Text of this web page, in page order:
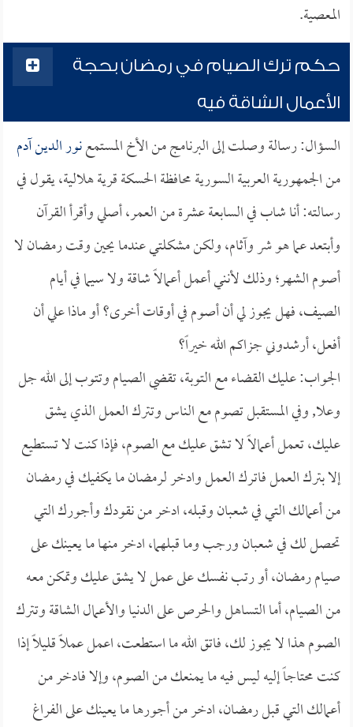
المعصية.
حكم ترك الصيام في رمضان بحجة
الأعمال الشاقة فيه
السؤال: رسالة وصلت إلى البرنامج من الأخ المستمعنور الدين آدم
من الجمهورية العربية السورية محافظة الحسكة قرية هلالية، يقول في
رسالته: أنا شاب في السابعة عشرة من العمر، أصلي وأقرأ القرآن
وأبتعد عما هو شر وآثام، ولكن مشكلتي عندما يحين وقت رمضان لا
أصوم الشهر؛ وذلك لأنني أعمل أعمالاً شاقة ولا سيما في أيام
الصيف، فهل يجوز لي أن أصوم في أوقات أخرى؟ أو ماذا علي أن
أفعل، أرشدوني جزاكم الله خيراً؟
الجواب: عليك القضاء مع التوبة، تقضي الصيام وتتوب إلى الله جل
وعلا, وفي المستقبل تصوم مع الناس وتترك العمل الذي يشق
عليك، تعمل أعمالاً لا تشق عليك مع الصوم، فإذا كنت لا تستطيع
إلا بترك العمل فاترك العمل وادخر لرمضان ما يكفيك في رمضان
من أعمالك التي في شعبان وقبله، ادخر من نقودك وأجورك التي
تحصل لك في شعبان ورجب وما قبلهما، ادخر منها ما يعينك على
صيام رمضان، أو رتب نفسك على عمل لا يشق عليك وتمكن معه
من الصيام، أما التساهل والحرص على الدنيا والأعمال الشاقة وتترك
الصوم هذا لا يجوز لك، فاتق الله ما استطعت، اعمل عملاً قليلاً إذا
كنت محتاجاً إليه ليس فيه ما يمنعك من الصوم، وإلا فادخر من
أعمالك التي قبل رمضان، ادخر من أجورها ما يعينك على الفراغ